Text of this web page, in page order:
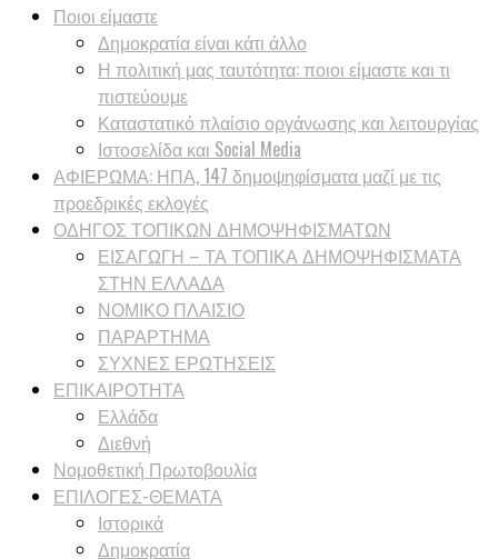
Ποιοι είμαστε
Δημοκρατία είναι κάτι άλλο
Η πολιτική μας ταυτότητα: ποιοι είμαστε και τι
πιστεύουμε
Καταστατικό πλαίσιο οργάνωσης και λειτουργίας
Ιστοσελίδα και Social Media
ΑΦΙΕΡΩΜΑ: ΗΠΑ, 147 δημοψηφίσματα μαζί με τις
προεδρικές εκλογές
ΟΔΗΓΟΣ ΤΟΠΙΚΩΝ ΔΗΜΟΨΗΦΙΣΜΑΤΩΝ
ΕΙΣΑΓΩΓΗ – ΤΑ ΤΟΠΙΚΑ ΔΗΜΟΨΗΦΙΣΜΑΤΑ
ΣΤΗΝ ΕΛΛΑΔΑ
ΝΟΜΙΚΟ ΠΛΑΙΣΙΟ
ΠΑΡΑΡΤΗΜΑ
ΣΥΧΝΕΣ ΕΡΩΤΗΣΕΙΣ
ΕΠΙΚΑΙΡΟΤΗΤΑ
Ελλάδα
Διεθνή
Νομοθετική Πρωτοβουλία
ΕΠΙΛΟΓΕΣ-ΘΕΜΑΤΑ
Ιστορικά
Δημοκρατία